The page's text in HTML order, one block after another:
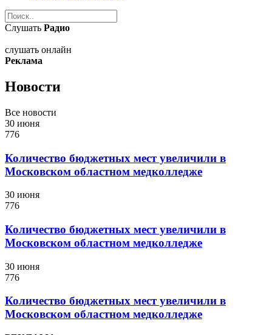
Слушать Радио
слушать онлайн
Реклама
Новости
Все новости
30 июня
776
Количество бюджетных мест увеличили в
Московском областном медколледже
30 июня
776
Количество бюджетных мест увеличили в
Московском областном медколледже
30 июня
776
Количество бюджетных мест увеличили в
Московском областном медколледже